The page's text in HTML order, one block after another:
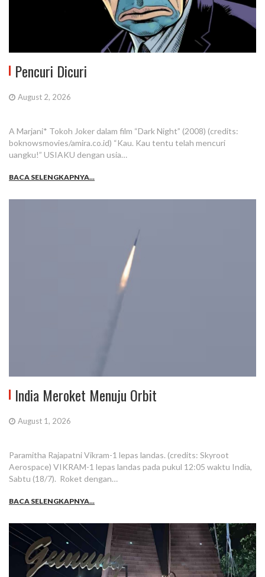
Pencuri Dicuri
August 2, 2026
A Marjani* Tokoh Joker dalam film “Dark Night” (2008) (credits:
boknowsmovies/amira.co.id) “Kau. Kau tentu telah mencuri
uangku!” USIAKU dengan usia…
BACA SELENGKAPNYA...
India Meroket Menuju Orbit
August 1, 2026
Paramitha Rajapatni Vikram-1 lepas landas. (credits: Skyroot
Aerospace) VIKRAM-1 lepas landas pada pukul 12:05 waktu India,
Sabtu (18/7). Roket dengan…
BACA SELENGKAPNYA...